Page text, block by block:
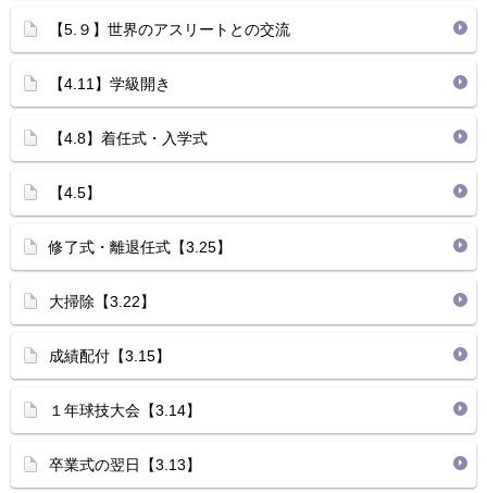
【5.９】世界のアスリートとの交流
【4.11】学級開き
【4.8】着任式・入学式
【4.5】
修了式・離退任式【3.25】
大掃除【3.22】
成績配付【3.15】
１年球技大会【3.14】
卒業式の翌日【3.13】